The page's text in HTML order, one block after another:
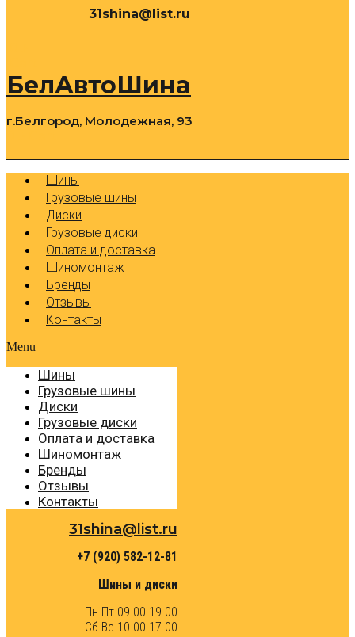
31shina@list.ru
БелАвтоШина
г.Белгород, Молодежная, 93
Шины
Грузовые шины
Диски
Грузовые диски
Оплата и доставка
Шиномонтаж
Бренды
Отзывы
Контакты
Menu
Шины
Грузовые шины
Диски
Грузовые диски
Оплата и доставка
Шиномонтаж
Бренды
Отзывы
Контакты
31shina@list.ru
+7 (920) 582-12-81
Шины и диски
Пн-Пт 09.00-19.00
Сб-Вс 10.00-17.00